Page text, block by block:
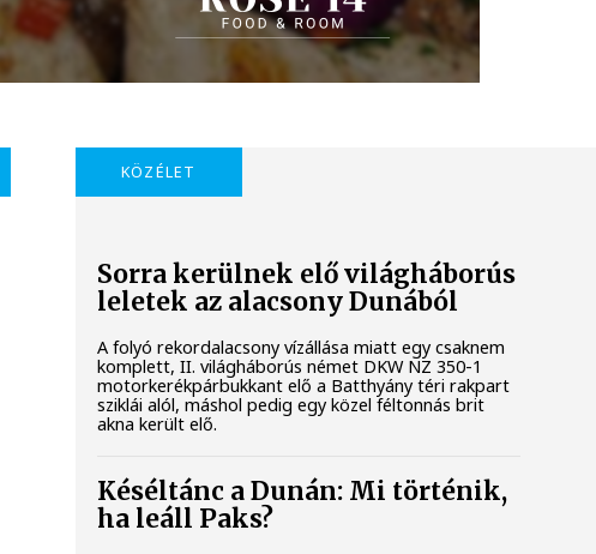
KÖZÉLET
Sorra kerülnek elő világháborús
leletek az alacsony Dunából
A folyó rekordalacsony vízállása miatt egy csaknem
komplett, II. világháborús német DKW NZ 350-1
motorkerékpárbukkant elő a Batthyány téri rakpart
sziklái alól, máshol pedig egy közel féltonnás brit
akna került elő.
Késéltánc a Dunán: Mi történik,
ha leáll Paks?